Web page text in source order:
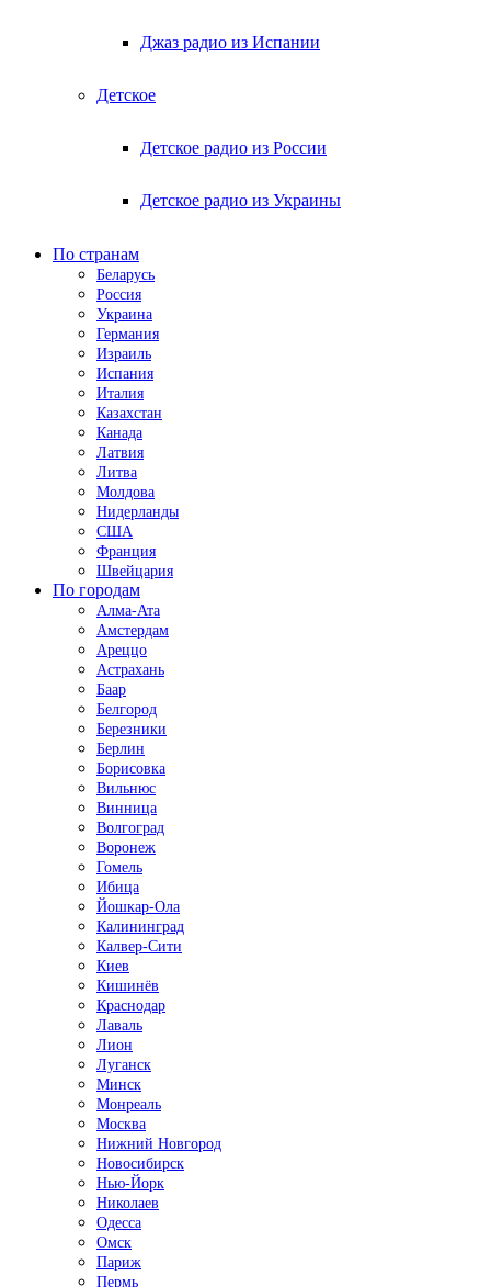
Джаз радио из Испании
Детское
Детское радио из России
Детское радио из Украины
По странам
Беларусь
Россия
Украина
Германия
Израиль
Испания
Италия
Казахстан
Канада
Латвия
Литва
Молдова
Нидерланды
США
Франция
Швейцария
По городам
Алма-Ата
Амстердам
Ареццо
Астрахань
Баар
Белгород
Березники
Берлин
Борисовка
Вильнюс
Винница
Волгоград
Воронеж
Гомель
Ибица
Йошкар-Ола
Калининград
Калвер-Сити
Киев
Кишинёв
Краснодар
Лаваль
Лион
Луганск
Минск
Монреаль
Москва
Нижний Новгород
Новосибирск
Нью-Йорк
Николаев
Одесса
Омск
Париж
Пермь